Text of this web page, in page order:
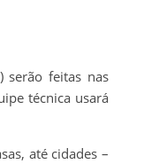
serão feitas nas
técnica usará
até cidades –